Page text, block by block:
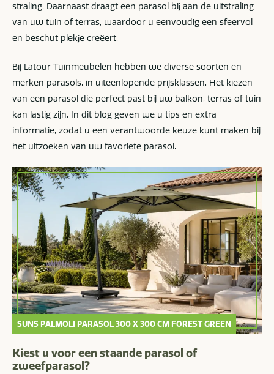
straling. Daarnaast draagt een parasol bij aan de uitstraling
van uw tuin of terras, waardoor u eenvoudig een sfeervol
en beschut plekje creëert.
Bij Latour Tuinmeubelen hebben we diverse soorten en
merken parasols, in uiteenlopende prijsklassen. Het kiezen
van een parasol die perfect past bij uw balkon, terras of tuin
kan lastig zijn. In dit blog geven we u tips en extra
informatie, zodat u een verantwoorde keuze kunt maken bij
het uitzoeken van uw favoriete parasol.
SUNS PALMOLI PARASOL 300 X 300 CM FOREST GREEN
Kiest u voor een staande parasol of
zweefparasol?